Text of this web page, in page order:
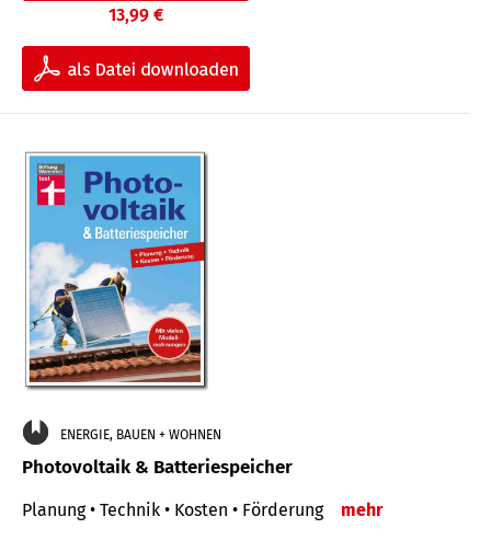
13,99 €
ENERGIE, BAUEN + WOHNEN
Photovoltaik & Batteriespeicher
Planung • Technik • Kosten • Förderung mehr